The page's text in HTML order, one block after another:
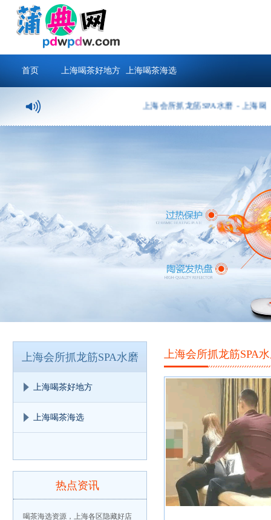
首页 上海喝茶好地方 上海喝茶海选
上海会所抓龙筋SPA水磨 - 上海喝茶
上海会所抓龙筋SPA水磨
上海喝茶好地方
上海喝茶海选
热点资讯
喝茶海选资源，上海各区隐藏好店
上海会所抓龙筋SPA